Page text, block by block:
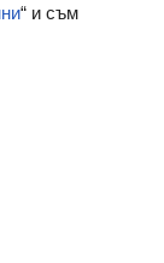
“ и съм